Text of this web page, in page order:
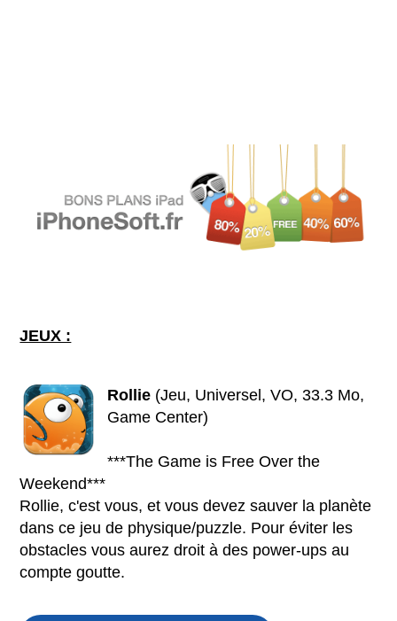
JEUX :
Rollie (Jeu, Universel, VO, 33.3 Mo,
Game Center)
***The Game is Free Over the
Weekend***
Rollie, c'est vous, et vous devez sauver la planète
dans ce jeu de physique/puzzle. Pour éviter les
obstacles vous aurez droit à des power-ups au
compte goutte.